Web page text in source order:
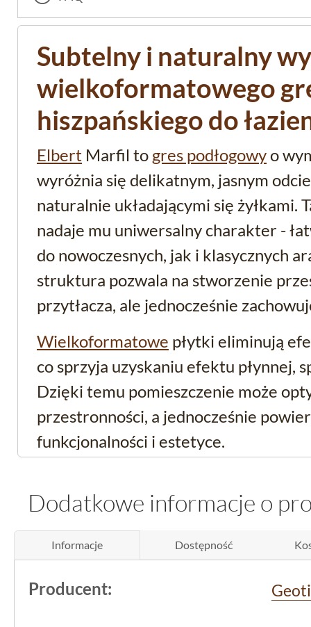
Subtelny i naturalny
wielkoformatowego
hiszpańskiego do
Elbert Marfil to gres podłogowyo
wyróżnia się delikatnym, jasnym
naturalnie układającymi się żyłkami.
nadaje mu uniwersalny charakter -
do nowoczesnych, jak i klasycznych
struktura pozwala na stworzenie
przytłacza, ale jednocześnie
Wielkoformatowe płytki eliminują
co sprzyja uzyskaniu efektu płynnej,
Dzięki temu pomieszczenie może
przestronności, a jednocześnie
funkcjonalności i estetyce.
Gres podłogowy o
parametrach
Produkt firmyGeotilesz kolekcji
zaawansowanej rektyfikacji, co
Dodatkowe informacje o
Informacje Dostępność
Producent: